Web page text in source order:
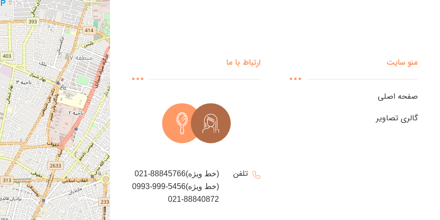
منو سایت
صفحه اصلی
گالری تصاویر
ارتباط با ما
تلفن
021-88845766(خط ویژه)
0993-999-5456(خط ویژه)
021-88840872